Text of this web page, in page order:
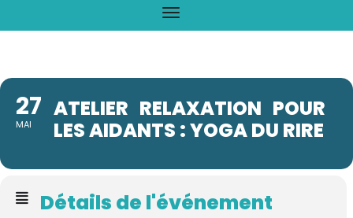
27
MAI
ATELIER RELAXATION POUR
LES AIDANTS : YOGA DU RIRE
Détails de l'événement